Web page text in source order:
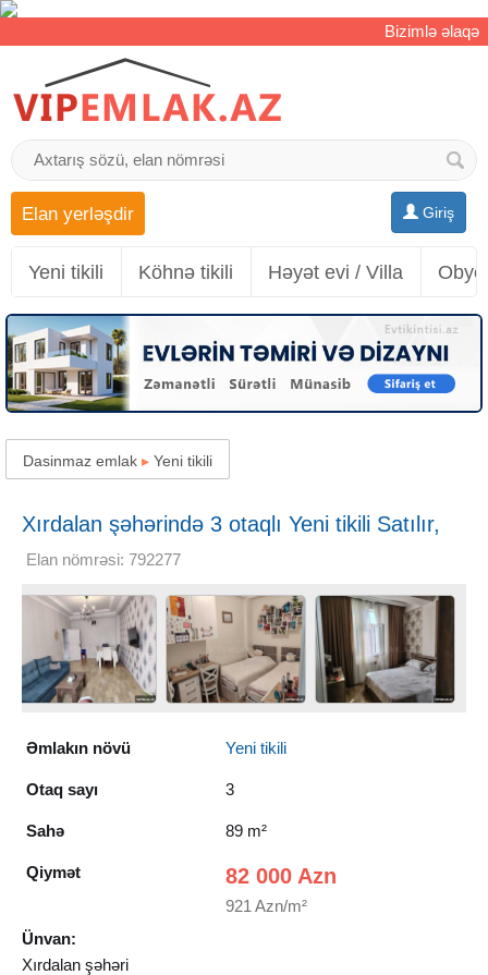
Bizimlə əlaqə
Giriş
Elan yerləşdir
Yeni tikili Köhnə tikili Həyət evi / Villa
Dasinmaz emlak ▸ Yeni tikili
Xırdalan şəhərində 3 otaqlı Yeni tikili Satılır,
89 m²
Elan nömrəsi: 792277
Əmlakın növü Yeni tikili
Otaq sayı 3
Sahə 89 m²
Qiymət 82 000 Azn
921 Azn/m²
Ünvan:
Xırdalan şəhəri